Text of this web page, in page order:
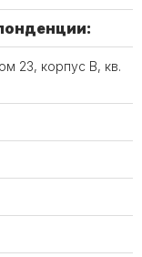
23, корпус В, кв.